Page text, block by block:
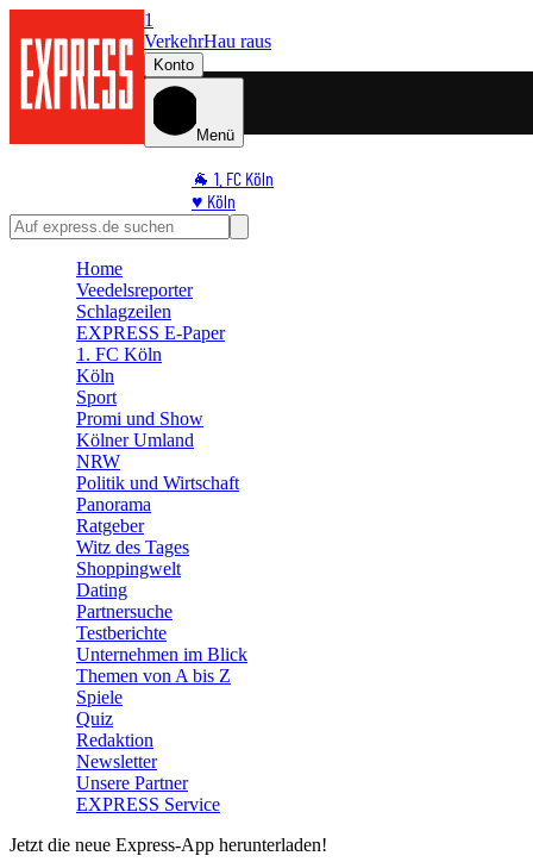
1
VerkehrHau raus
Konto
Menü
🐐 1. FC Köln
♥️ Köln
⭐ Promi
🛒 Shoppingwelt
Home
Veedelsreporter
Schlagzeilen
EXPRESS E-Paper
1. FC Köln
Köln
Sport
Promi und Show
Kölner Umland
NRW
Politik und Wirtschaft
Panorama
Ratgeber
Witz des Tages
Shoppingwelt
Dating
Partnersuche
Testberichte
Unternehmen im Blick
Themen von A bis Z
Spiele
Quiz
Redaktion
Newsletter
Unsere Partner
EXPRESS Service
Jetzt die neue Express-App herunterladen!